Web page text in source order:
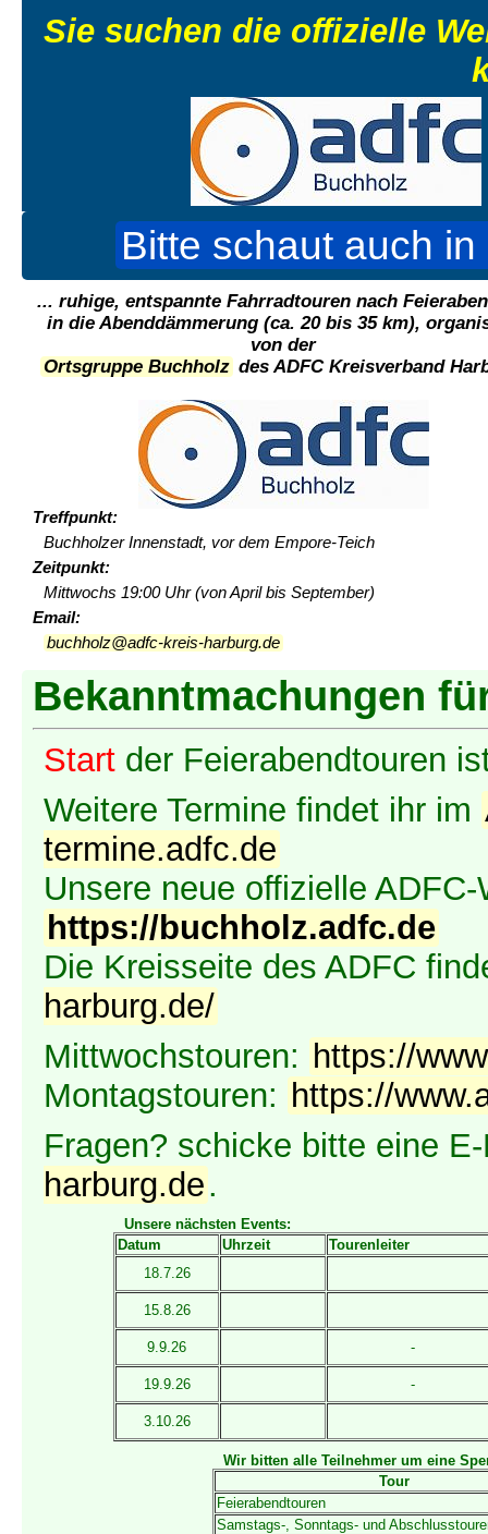
Sie suchen die offizielle
Bitte schaut auch
... ruhige, entspannte Fahrradtouren nach
in die Abenddämmerung (ca. 20 bis 35 km),
von der
Ortsgruppe Buchholz des ADFC Kreisverband
Treffpunkt:
Buchholzer Innenstadt, vor dem Empore-Teich
Zeitpunkt:
Mittwochs 19:00 Uhr (von April bis September)
Email:
buchholz@adfc-kreis-harburg.de
Bekanntmachungen
Start der Feierabendtouren
Weitere Termine findet ihr im
termine.adfc.de
Unsere neue offizielle
https://buchholz.adfc.de
Die Kreisseite des ADFC
harburg.de/
Mittwochstouren: https://
Montagstouren: https://
Fragen? schicke bitte eine
harburg.de.
Unsere nächsten Events:
Datum
Uhrzeit
Tourenleiter
18.7.26
15.8.26
9.9.26 -
19.9.26 -
3.10.26
Wir bitten alle Teilnehmer um eine
Tour
Feierabendtouren
Samstags-, Sonntags- und